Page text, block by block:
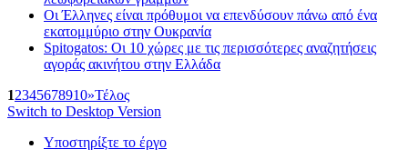
Οι Έλληνες είναι πρόθυμοι να επενδύσουν πάνω από ένα
εκατομμύριο στην Ουκρανία
Spitogatos: Οι 10 χώρες με τις περισσότερες αναζητήσεις
αγοράς ακινήτου στην Ελλάδα
12345678910»Τέλος
Switch to Desktop Version
Υποστηρίξτε το έργο